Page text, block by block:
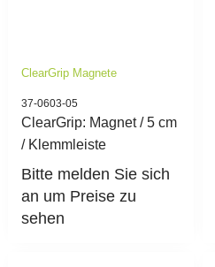
ClearGrip Magnete
37-0603-05
ClearGrip: Magnet / 5 cm
/ Klemmleiste
Bitte melden Sie sich
an um Preise zu
sehen